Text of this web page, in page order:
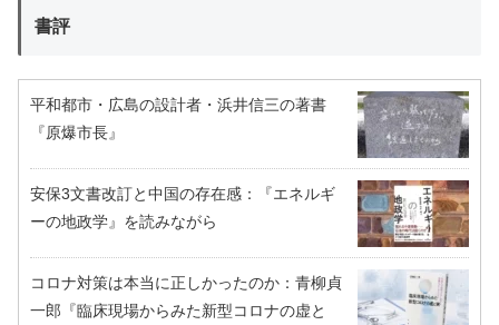
書評
平和都市・広島の設計者・浜井信三の著書
『原爆市長』
安保3文書改訂と中国の存在感：『エネルギ
ーの地政学』を読みながら
コロナ対策は本当に正しかったのか：青柳貞
一郎『臨床現場からみた新型コロナの虚と